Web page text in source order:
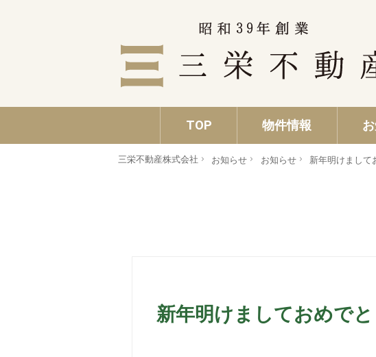
TOP 物件情報
三栄不動産株式会社 お知らせ お知らせ 新年明けまして
新年明けましておめで